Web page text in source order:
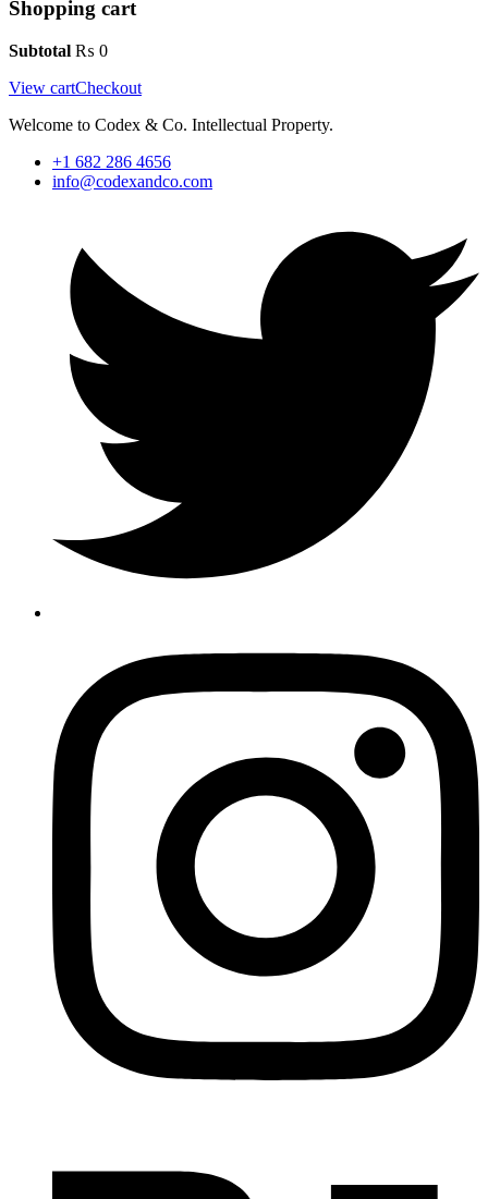
Shopping cart
Subtotal ₨ 0
View cartCheckout
Welcome to Codex & Co. Intellectual Property.
+1 682 286 4656
info@codexandco.com